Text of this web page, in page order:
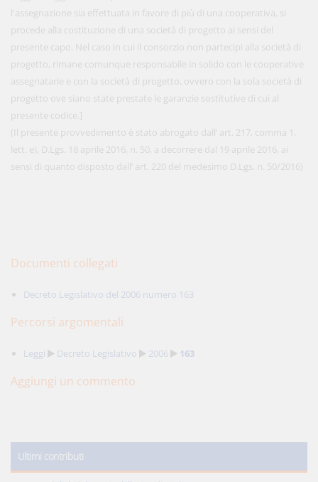
l'assegnazione sia effettuata in favore di più di una cooperativa, si
procede alla costituzione di una società di progetto ai sensi del
presente capo. Nel caso in cui il consorzio non partecipi alla società di
progetto, rimane comunque responsabile in solido con le cooperative
assegnatarie e con la società di progetto, ovvero con la sola società di
progetto ove siano state prestate le garanzie sostitutive di cui al
presente codice.]
(Il presente provvedimento è stato abrogato dall’ art. 217, comma 1,
lett. e), D.Lgs. 18 aprile 2016, n. 50, a decorrere dal 19 aprile 2016, ai
sensi di quanto disposto dall’ art. 220 del medesimo D.Lgs. n. 50/2016)
Documenti collegati
Decreto Legislativo del 2006 numero 163
Percorsi argomentali
Leggi Decreto Legislativo 2006 163
Aggiungi un commento
Ultimi contributi